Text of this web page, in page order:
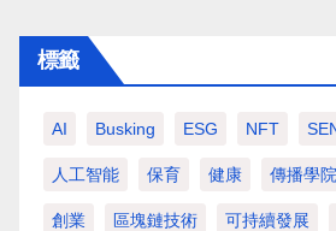
標籤
AI Busking ESG NFT
人工智能 保育 健康 傳播學院
創業 區塊鏈技術 可持續發展